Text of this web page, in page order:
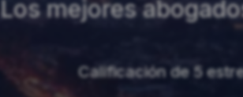
Los mejores
Calificación de 5